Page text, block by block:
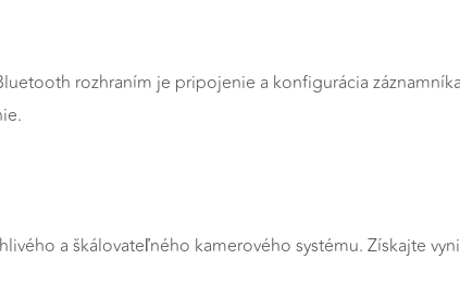
rozhraním je pripojenie a konfigurácia
a škálovateľného kamerového systému. Získajte